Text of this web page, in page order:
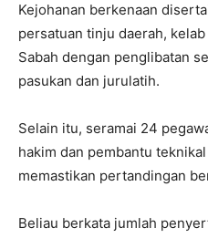
Kejohanan berkenaan
persatuan tinju daerah,
Sabah dengan penglibatan
pasukan dan jurulatih.
Selain itu, seramai 24
hakim dan pembantu
memastikan pertandingan
Beliau berkata jumlah